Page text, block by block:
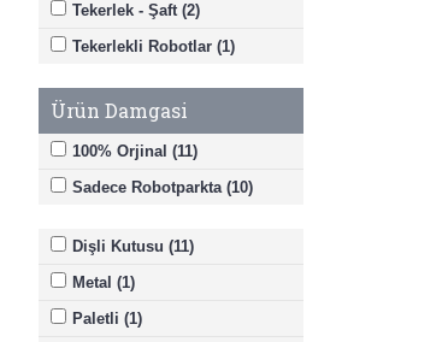
Tekerlek - Şaft (2)
Tekerlekli Robotlar (1)
Ürün Damgasi
100% Orjinal (11)
Sadece Robotparkta (10)
Dişli Kutusu (11)
Metal (1)
Paletli (1)